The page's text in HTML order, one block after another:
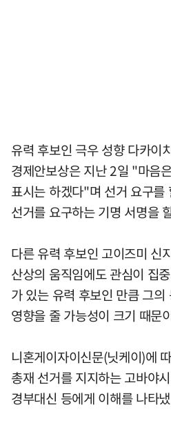
유력 후보인 극우 성향 다카
경제안보상은 지난 2일 "마음
표시는 하겠다"며 선거 요구를
선거를 요구하는 기명 서명을
다른 유력 후보인 고이즈미
산상의 움직임에도 관심이 집
가 있는 유력 후보인 만큼 그
영향을 줄 가능성이 크기 때문
니혼게이자이신문(닛케이)에
총재 선거를 지지하는 고바야
경부대신 등에게 이해를 나타